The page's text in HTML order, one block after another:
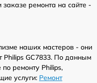
заказе ремонта на сайте -
наших мастеров - они
Philips GC7833. По данным
ремонту Philips,
услуги: Ремонт